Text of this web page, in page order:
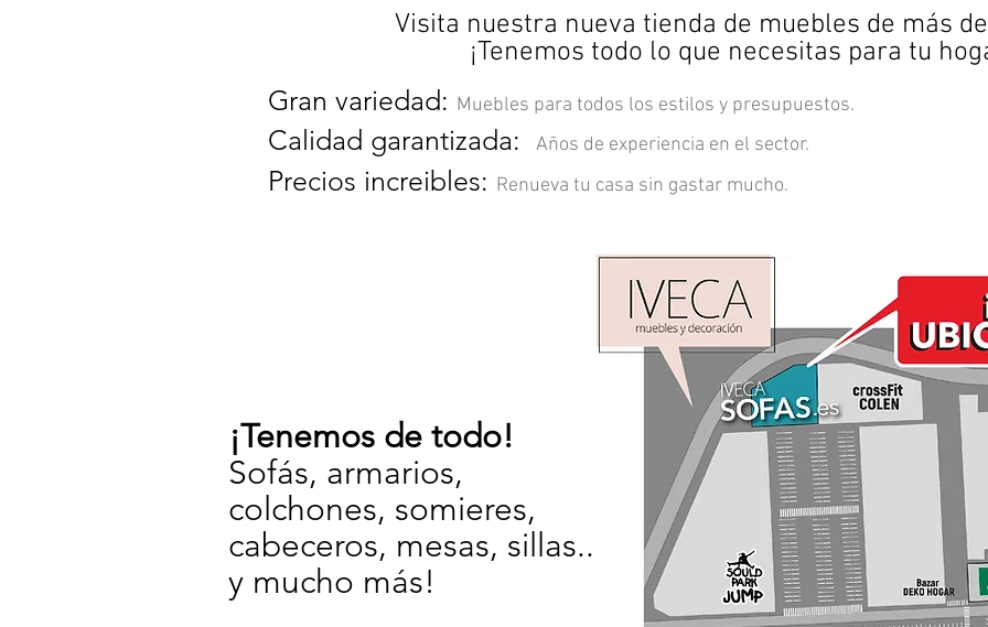
Visita nuestra nueva tienda de muebles de más
¡Tenemos todo lo que necesitas para tu
Gran variedad: Muebles para todos los estilos y presupuestos.
Calidad garantizada: Años de experiencia en el sector.
Precios increibles: Renueva tu casa sin gastar mucho.
¡Tenemos de todo!
Sofás, armarios,
colchones, somieres,
cabeceros, mesas, sillas...
y mucho más!